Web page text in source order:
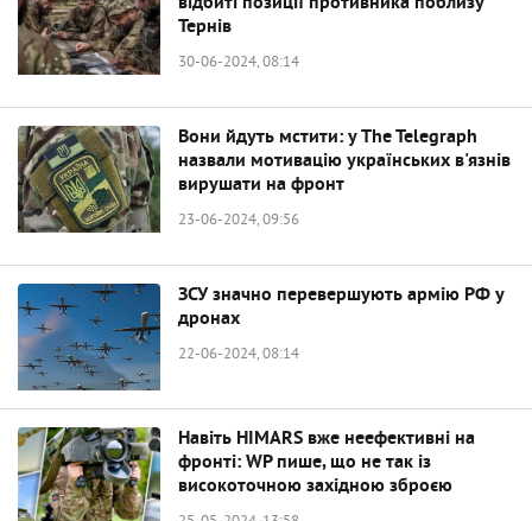
Тернів
30-06-2024, 08:14
Вони йдуть мстити: у The Telegraph
назвали мотивацію українських в'язнів
вирушати на фронт
23-06-2024, 09:56
ЗСУ значно перевершують армію РФ у
дронах
22-06-2024, 08:14
Навіть HIMARS вже неефективні на
фронті: WP пише, що не так із
високоточною західною зброєю